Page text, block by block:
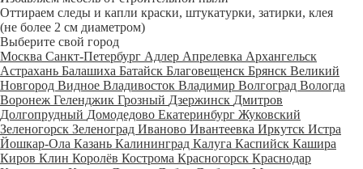
Оттираем следы и капли краски, штукатурки, затирки, клея
(не более 2 см диаметром)
Выберите свой город
Москва Санкт-Петербург Адлер Апрелевка Архангельск
Астрахань Балашиха Батайск Благовещенск Брянск Великий
Новгород Видное Владивосток Владимир Волгоград Вологда
Воронеж Геленджик Грозный Дзержинск Дмитров
Долгопрудный Домодедово Екатеринбург Жуковский
Зеленогорск Зеленоград Иваново Ивантеевка Иркутск Истра
Йошкар-Ола Казань Калининград Калуга Каспийск Кашира
Киров Клин Королёв Кострома Красногорск Краснодар